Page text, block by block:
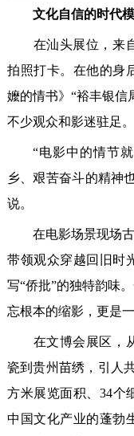
文化自信的时代
在汕头展位，来自
拍照打卡。在他的身
嬤的情书》“裕丰银信
不少观众和影迷驻足。
“电影中的情节就
乡、艰苦奋斗的精神
说。
在电影场景现场古
带领观众穿越回旧时
写“侨批”的独特韵味
忘根本的缩影，更是
在文博会展区，从
瓷到贵州苗绣，引人
方米展览面积、34
中国文化产业的蓬勃